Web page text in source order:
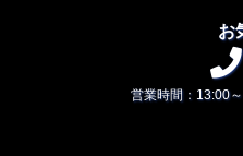
お
営業時間：13:00